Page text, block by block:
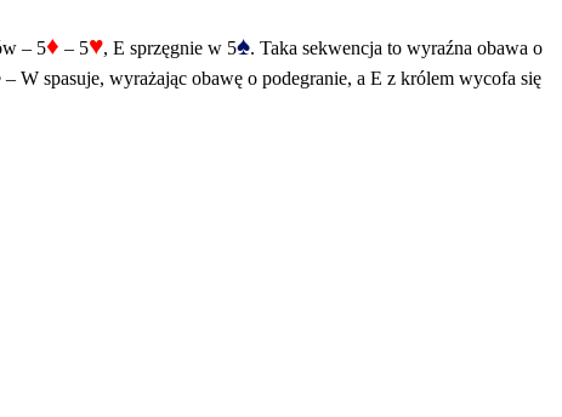
– 5♦ – 5♥, E sprzęgnie w 5♠. Taka sekwencja to wyraźna obawa o
– W spasuje, wyrażając obawę o podegranie, a E z królem wycofa się